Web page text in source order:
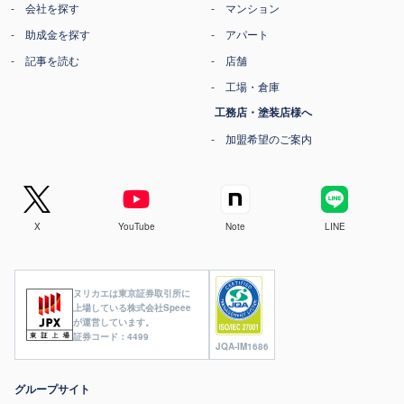
ヌリカエは東京証券取引所に
上場している株式会社Speee
が運営しています。
証券コード：4499
JQA-IM1686
会社を探す
助成金を探す
記事を読む
マンション
アパート
店舗
工場・倉庫
工務店・塗装店様へ
加盟希望のご案内
X YouTube Note LINE
グループサイト